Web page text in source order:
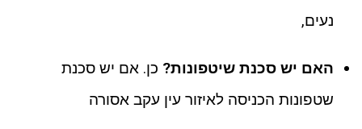
נעים,
האם יש סכנת שיטפונות? כן. אם יש סכנת
שטפונות הכניסה לאיזור עין עקב אסורה